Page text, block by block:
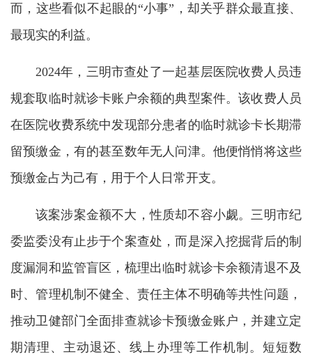
而，这些看似不起眼的“小事”，却关乎群众最直接、
最现实的利益。
2024年，三明市查处了一起基层医院收费人员违
规套取临时就诊卡账户余额的典型案件。该收费人员
在医院收费系统中发现部分患者的临时就诊卡长期滞
留预缴金，有的甚至数年无人问津。他便悄悄将这些
预缴金占为己有，用于个人日常开支。
该案涉案金额不大，性质却不容小觑。三明市纪
委监委没有止步于个案查处，而是深入挖掘背后的制
度漏洞和监管盲区，梳理出临时就诊卡余额清退不及
时、管理机制不健全、责任主体不明确等共性问题，
推动卫健部门全面排查就诊卡预缴金账户，并建立定
期清理、主动退还、线上办理等工作机制。短短数